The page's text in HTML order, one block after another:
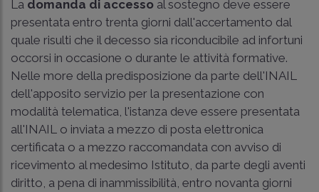
La domanda di accesso al sostegno deve essere
presentata entro trenta giorni dall'accertamento dal
quale risulti che il decesso sia riconducibile ad infortuni
occorsi in occasione o durante le attività formative.
Nelle more della predisposizione da parte dell'INAIL
dell'apposito servizio per la presentazione con
modalità telematica, l'istanza deve essere presentata
all'INAIL o inviata a mezzo di posta elettronica
certificata o a mezzo raccomandata con avviso di
ricevimento al medesimo Istituto, da parte degli aventi
diritto, a pena di inammissibilità, entro novanta giorni